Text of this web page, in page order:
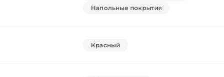
Напольные покрытия
Красный